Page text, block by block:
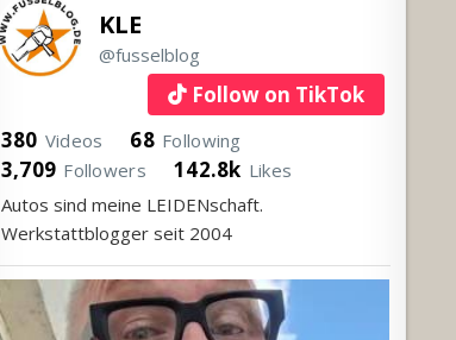
KLE
@fusselblog
Follow on TikTok
380 Videos 68 Following
3,709 Followers 142.8k Likes
Autos sind meine LEIDENschaft.
Werkstattblogger seit 2004